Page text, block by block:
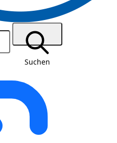
Suchen